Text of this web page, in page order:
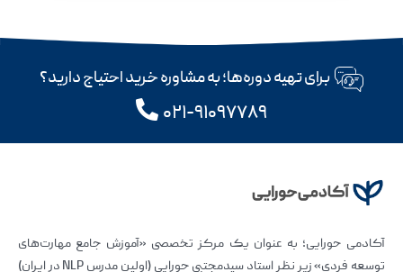
برای تهیه دوره‌ها؛ به مشاوره خرید احتیاج دارید؟
۰۲۱-۹۱۰۹۷۷۸۹
آکادمی حورایی؛ به عنوان یک مرکز تخصصی «آموزش جامع مهارت‌های
توسعه فردی» زیر نظر استاد سیدمجتبی حورایی (اولین مدرس NLP در ایران)